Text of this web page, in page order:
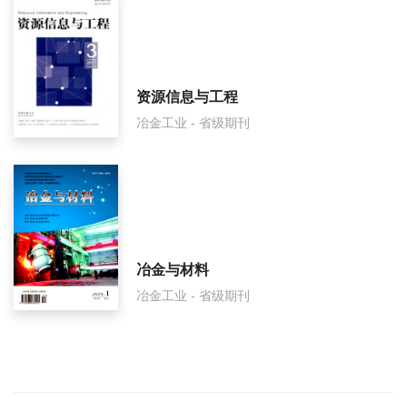
资源信息与工程
冶金工业 - 省级期刊
冶金与材料
冶金工业 - 省级期刊